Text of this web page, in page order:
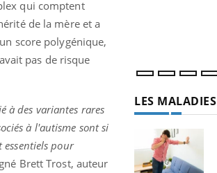
qui comptent
de la mère et a
score polygénique,
pas de risque
à des variantes rares
à l'autisme sont si
essentiels pour
Brett Trost, auteur
LES MALADIES